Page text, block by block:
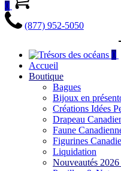
0
(877) 952-5050
0
Accueil
Boutique
Bagues
Bijoux en
Créations Idées
Drapeau
Faune
Figurines
Liquidation
Nouveautés